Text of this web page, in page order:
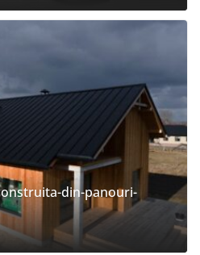
din-panouri-